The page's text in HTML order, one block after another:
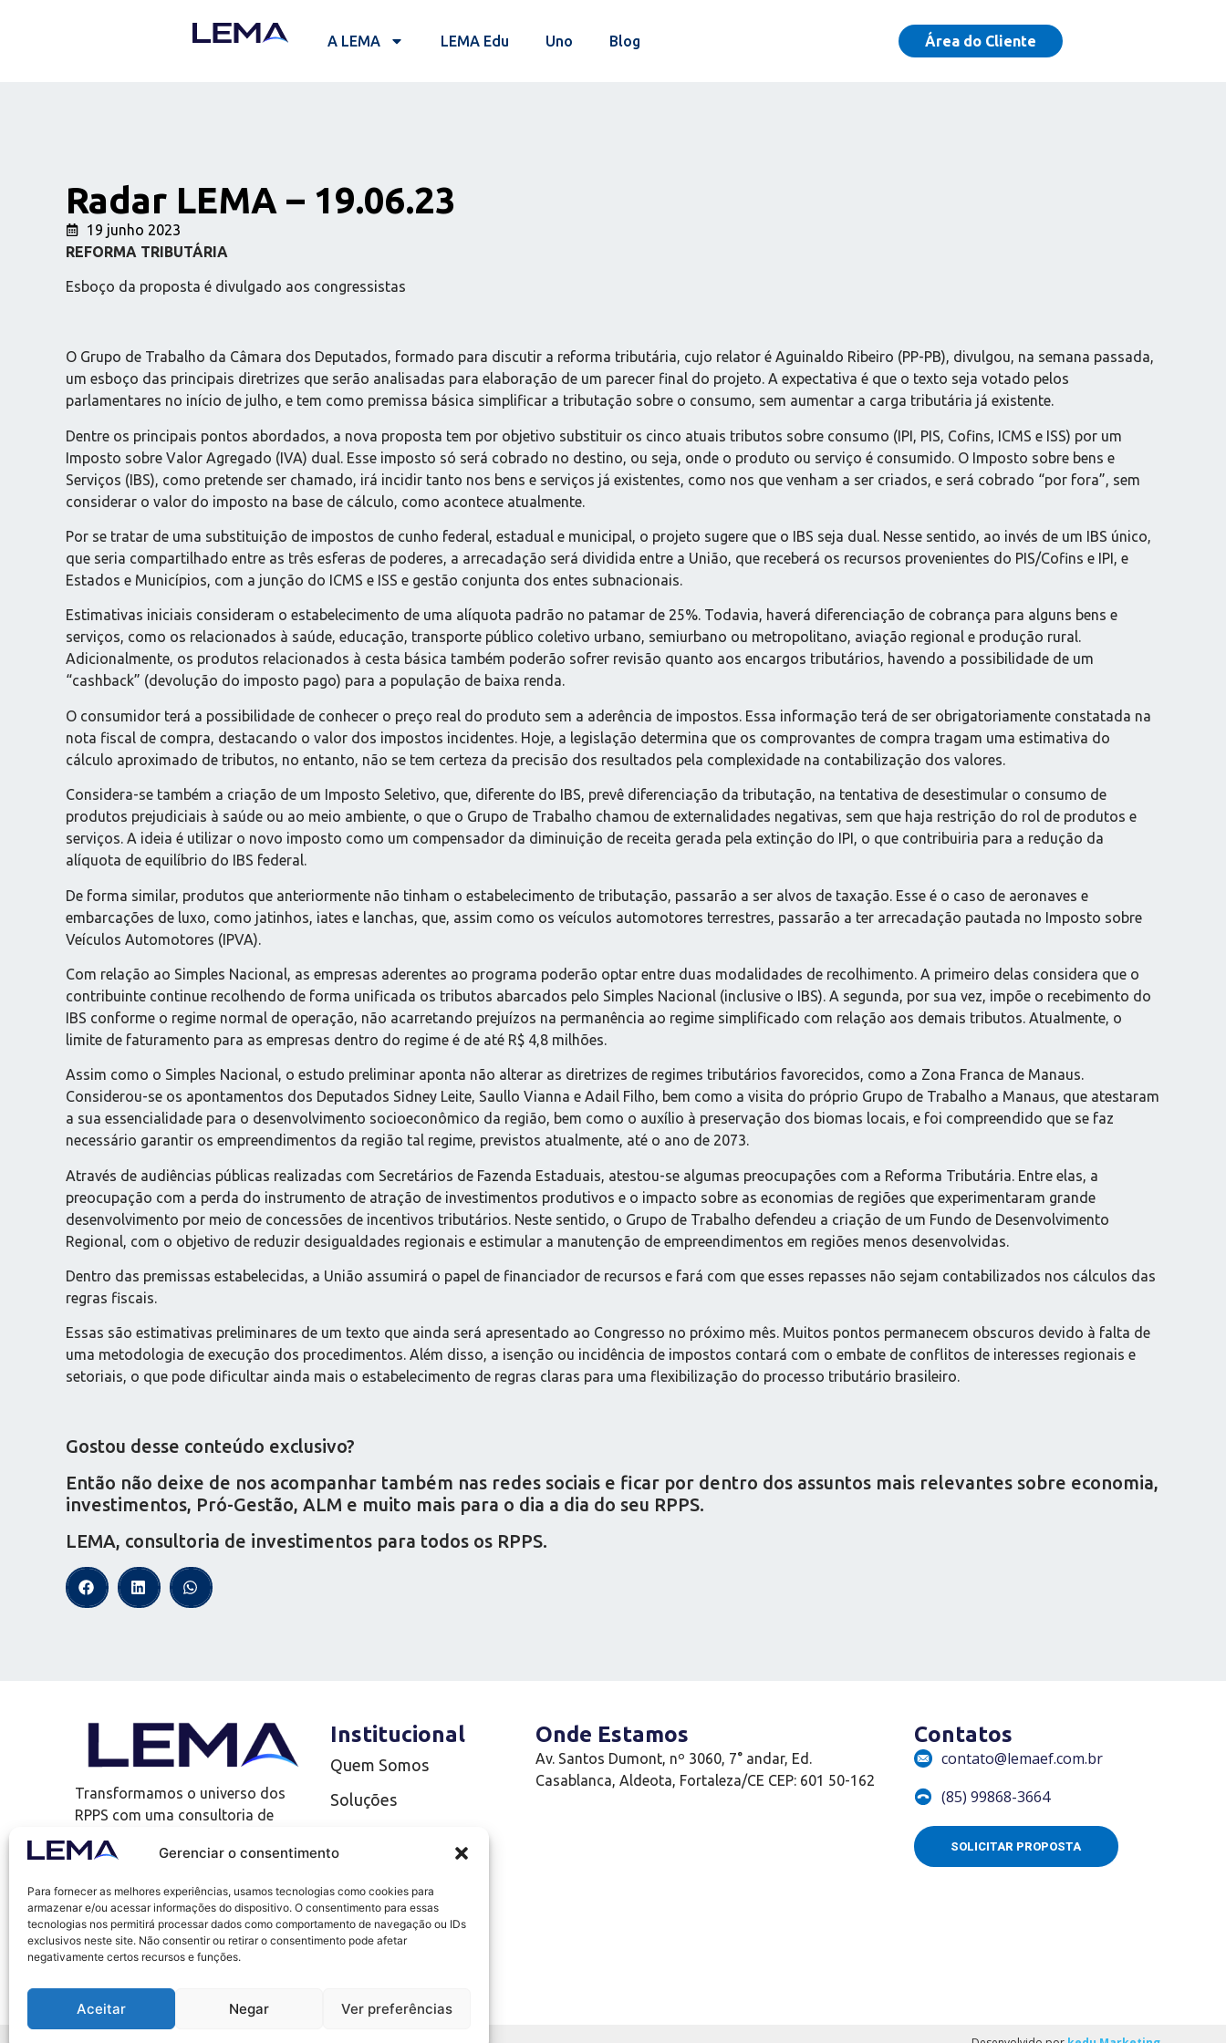
Gerenciar o consentimento
Para fornecer as melhores experiências, usamos tecnologias como cookies para
armazenar e/ou acessar informações do dispositivo. O consentimento para essas
tecnologias nos permitirá processar dados como comportamento de navegação ou IDs
exclusivos neste site. Não consentir ou retirar o consentimento pode afetar
negativamente certos recursos e funções.
Aceitar Negar Ver preferências
A LEMA LEMA Edu Uno Blog Área do Cliente
Radar LEMA – 19.06.23
19 junho 2023
REFORMA TRIBUTÁRIA
Esboço da proposta é divulgado aos congressistas
O Grupo de Trabalho da Câmara dos Deputados, formado para discutir a reforma tributária, cujo relator é Aguinaldo Ribeiro (PP-PB), divulgou, na semana passada,
um esboço das principais diretrizes que serão analisadas para elaboração de um parecer final do projeto. A expectativa é que o texto seja votado pelos
parlamentares no início de julho, e tem como premissa básica simplificar a tributação sobre o consumo, sem aumentar a carga tributária já existente.
Dentre os principais pontos abordados, a nova proposta tem por objetivo substituir os cinco atuais tributos sobre consumo (IPI, PIS, Cofins, ICMS e ISS) por um
Imposto sobre Valor Agregado (IVA) dual. Esse imposto só será cobrado no destino, ou seja, onde o produto ou serviço é consumido. O Imposto sobre bens e
Serviços (IBS), como pretende ser chamado, irá incidir tanto nos bens e serviços já existentes, como nos que venham a ser criados, e será cobrado “por fora”, sem
considerar o valor do imposto na base de cálculo, como acontece atualmente.
Por se tratar de uma substituição de impostos de cunho federal, estadual e municipal, o projeto sugere que o IBS seja dual. Nesse sentido, ao invés de um IBS único,
que seria compartilhado entre as três esferas de poderes, a arrecadação será dividida entre a União, que receberá os recursos provenientes do PIS/Cofins e IPI, e
Estados e Municípios, com a junção do ICMS e ISS e gestão conjunta dos entes subnacionais.
Estimativas iniciais consideram o estabelecimento de uma alíquota padrão no patamar de 25%. Todavia, haverá diferenciação de cobrança para alguns bens e
serviços, como os relacionados à saúde, educação, transporte público coletivo urbano, semiurbano ou metropolitano, aviação regional e produção rural.
Adicionalmente, os produtos relacionados à cesta básica também poderão sofrer revisão quanto aos encargos tributários, havendo a possibilidade de um
“cashback” (devolução do imposto pago) para a população de baixa renda.
O consumidor terá a possibilidade de conhecer o preço real do produto sem a aderência de impostos. Essa informação terá de ser obrigatoriamente constatada na
nota fiscal de compra, destacando o valor dos impostos incidentes. Hoje, a legislação determina que os comprovantes de compra tragam uma estimativa do
cálculo aproximado de tributos, no entanto, não se tem certeza da precisão dos resultados pela complexidade na contabilização dos valores.
Considera-se também a criação de um Imposto Seletivo, que, diferente do IBS, prevê diferenciação da tributação, na tentativa de desestimular o consumo de
produtos prejudiciais à saúde ou ao meio ambiente, o que o Grupo de Trabalho chamou de externalidades negativas, sem que haja restrição do rol de produtos e
serviços. A ideia é utilizar o novo imposto como um compensador da diminuição de receita gerada pela extinção do IPI, o que contribuiria para a redução da
alíquota de equilíbrio do IBS federal.
De forma similar, produtos que anteriormente não tinham o estabelecimento de tributação, passarão a ser alvos de taxação. Esse é o caso de aeronaves e
embarcações de luxo, como jatinhos, iates e lanchas, que, assim como os veículos automotores terrestres, passarão a ter arrecadação pautada no Imposto sobre
Veículos Automotores (IPVA).
Com relação ao Simples Nacional, as empresas aderentes ao programa poderão optar entre duas modalidades de recolhimento. A primeiro delas considera que o
contribuinte continue recolhendo de forma unificada os tributos abarcados pelo Simples Nacional (inclusive o IBS). A segunda, por sua vez, impõe o recebimento do
IBS conforme o regime normal de operação, não acarretando prejuízos na permanência ao regime simplificado com relação aos demais tributos. Atualmente, o
limite de faturamento para as empresas dentro do regime é de até R$ 4,8 milhões.
Assim como o Simples Nacional, o estudo preliminar aponta não alterar as diretrizes de regimes tributários favorecidos, como a Zona Franca de Manaus.
Considerou-se os apontamentos dos Deputados Sidney Leite, Saullo Vianna e Adail Filho, bem como a visita do próprio Grupo de Trabalho a Manaus, que atestaram
a sua essencialidade para o desenvolvimento socioeconômico da região, bem como o auxílio à preservação dos biomas locais, e foi compreendido que se faz
necessário garantir os empreendimentos da região tal regime, previstos atualmente, até o ano de 2073.
Através de audiências públicas realizadas com Secretários de Fazenda Estaduais, atestou-se algumas preocupações com a Reforma Tributária. Entre elas, a
preocupação com a perda do instrumento de atração de investimentos produtivos e o impacto sobre as economias de regiões que experimentaram grande
desenvolvimento por meio de concessões de incentivos tributários. Neste sentido, o Grupo de Trabalho defendeu a criação de um Fundo de Desenvolvimento
Regional, com o objetivo de reduzir desigualdades regionais e estimular a manutenção de empreendimentos em regiões menos desenvolvidas.
Dentro das premissas estabelecidas, a União assumirá o papel de financiador de recursos e fará com que esses repasses não sejam contabilizados nos cálculos das
regras fiscais.
Essas são estimativas preliminares de um texto que ainda será apresentado ao Congresso no próximo mês. Muitos pontos permanecem obscuros devido à falta de
uma metodologia de execução dos procedimentos. Além disso, a isenção ou incidência de impostos contará com o embate de conflitos de interesses regionais e
setoriais, o que pode dificultar ainda mais o estabelecimento de regras claras para uma flexibilização do processo tributário brasileiro.
Gostou desse conteúdo exclusivo?
Então não deixe de nos acompanhar também nas redes sociais e ficar por dentro dos assuntos mais relevantes sobre economia,
investimentos, Pró-Gestão, ALM e muito mais para o dia a dia do seu RPPS.
LEMA, consultoria de investimentos para todos os RPPS.
Transformamos o universo dos
RPPS com uma consultoria de
investimentos que vai além!
Institucional
Quem Somos
Soluções
Uno
Blog
Onde Estamos
Av. Santos Dumont, nº 3060, 7° andar, Ed.
Casablanca, Aldeota, Fortaleza/CE CEP: 601 50-162
Contatos
contato@lemaef.com.br
(85) 99868-3664
SOLICITAR PROPOSTA